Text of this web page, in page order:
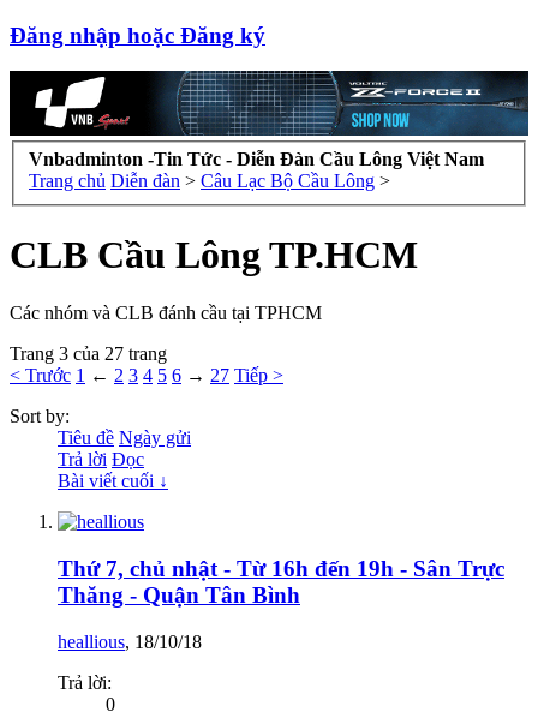
Đăng nhập hoặc Đăng ký
Vnbadminton -Tin Tức - Diễn Đàn Cầu Lông Việt Nam
Trang chủ Diễn đàn > Câu Lạc Bộ Cầu Lông >
CLB Cầu Lông TP.HCM
Các nhóm và CLB đánh cầu tại TPHCM
Trang 3 của 27 trang
< Trước 1 ← 2 3 4 5 6 → 27 Tiếp >
Sort by:
Tiêu đề Ngày gửi
Trả lời Đọc
Bài viết cuối ↓
Thứ 7, chủ nhật - Từ 16h đến 19h - Sân Trực
Thăng - Quận Tân Bình
heallious, 18/10/18
Trả lời:
0